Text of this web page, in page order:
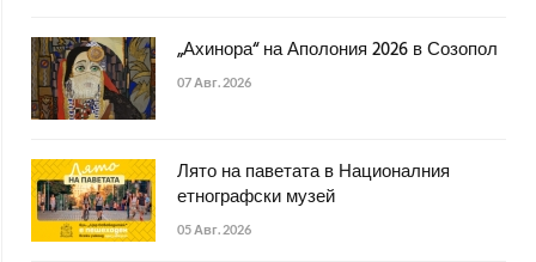
„Ахинора“ на Аполония 2026 в Созопол
07 Авг. 2026
Лято на паветата в Националния
етнографски музей
05 Авг. 2026